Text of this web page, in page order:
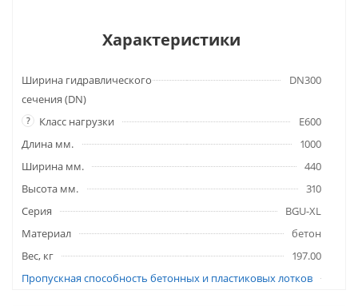
Характеристики
Ширина гидравлического
сечения (DN)
DN300
? Класс нагрузки
E600
Длина мм.
1000
Ширина мм.
440
Высота мм.
310
Серия
BGU-XL
Материал
бетон
Вес, кг
197.00
Пропускная способность бетонных и пластиковых лотков